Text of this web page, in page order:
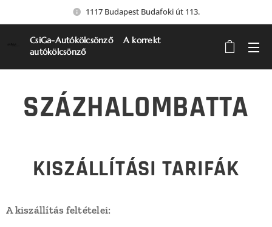
1117 Budapest Budafoki út 113.
CsiGa-Autókölcsönző A korrekt
autókölcsönző
SZÁZHALOMBATTA
KISZÁLLÍTÁSI TARIFÁK
A kiszállítás feltételei: